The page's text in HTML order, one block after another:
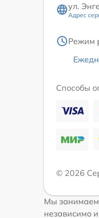
ул.
Адрес
Режим
Способы
© 2026
Мы
независимо